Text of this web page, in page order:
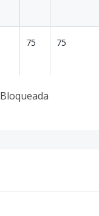
75 75
75
Bloqueada